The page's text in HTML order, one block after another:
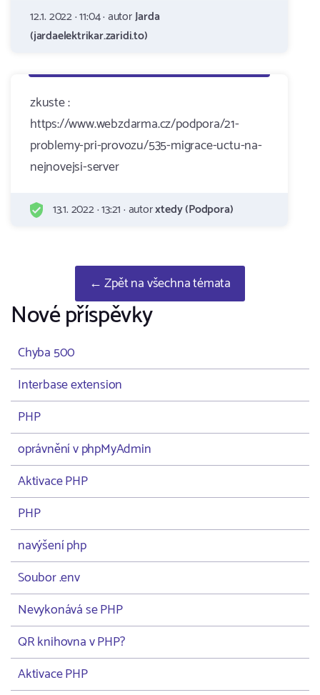
12.1. 2022 · 11:04 · autorJarda
(jardaelektrikar.zaridi.to)
zkuste :
https://www.webzdarma.cz/podpora/21-
problemy-pri-provozu/535-migrace-uctu-na-
nejnovejsi-server
13.1. 2022 · 13:21 · autorxtedy (Podpora)
← Zpět na všechna témata
Nové příspěvky
Chyba 500
Interbase extension
PHP
oprávnění v phpMyAdmin
Aktivace PHP
PHP
navýšení php
Soubor .env
Nevykonává se PHP
QR knihovna v PHP?
Aktivace PHP